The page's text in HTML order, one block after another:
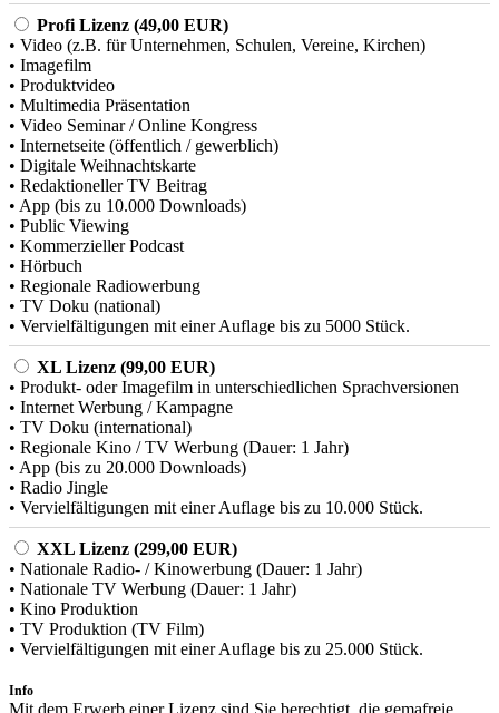
Profi Lizenz (49,00 EUR)
• Video (z.B. für Unternehmen, Schulen, Vereine, Kirchen)
• Imagefilm
• Produktvideo
• Multimedia Präsentation
• Video Seminar / Online Kongress
• Internetseite (öffentlich / gewerblich)
• Digitale Weihnachtskarte
• Redaktioneller TV Beitrag
• App (bis zu 10.000 Downloads)
• Public Viewing
• Kommerzieller Podcast
• Hörbuch
• Regionale Radiowerbung
• TV Doku (national)
• Vervielfältigungen mit einer Auflage bis zu 5000 Stück.
XL Lizenz (99,00 EUR)
• Produkt- oder Imagefilm in unterschiedlichen Sprachversionen
• Internet Werbung / Kampagne
• TV Doku (international)
• Regionale Kino / TV Werbung (Dauer: 1 Jahr)
• App (bis zu 20.000 Downloads)
• Radio Jingle
• Vervielfältigungen mit einer Auflage bis zu 10.000 Stück.
XXL Lizenz (299,00 EUR)
• Nationale Radio- / Kinowerbung (Dauer: 1 Jahr)
• Nationale TV Werbung (Dauer: 1 Jahr)
• Kino Produktion
• TV Produktion (TV Film)
• Vervielfältigungen mit einer Auflage bis zu 25.000 Stück.
Info
Mit dem Erwerb einer Lizenz sind Sie berechtigt, die gemafreie